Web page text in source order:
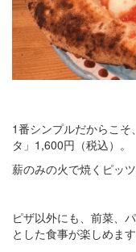
1番シンプルだからこ
タ」1,600円（税込）。
薪のみの火で焼くピッ
ピザ以外にも、前菜、
とした食事が楽しめます